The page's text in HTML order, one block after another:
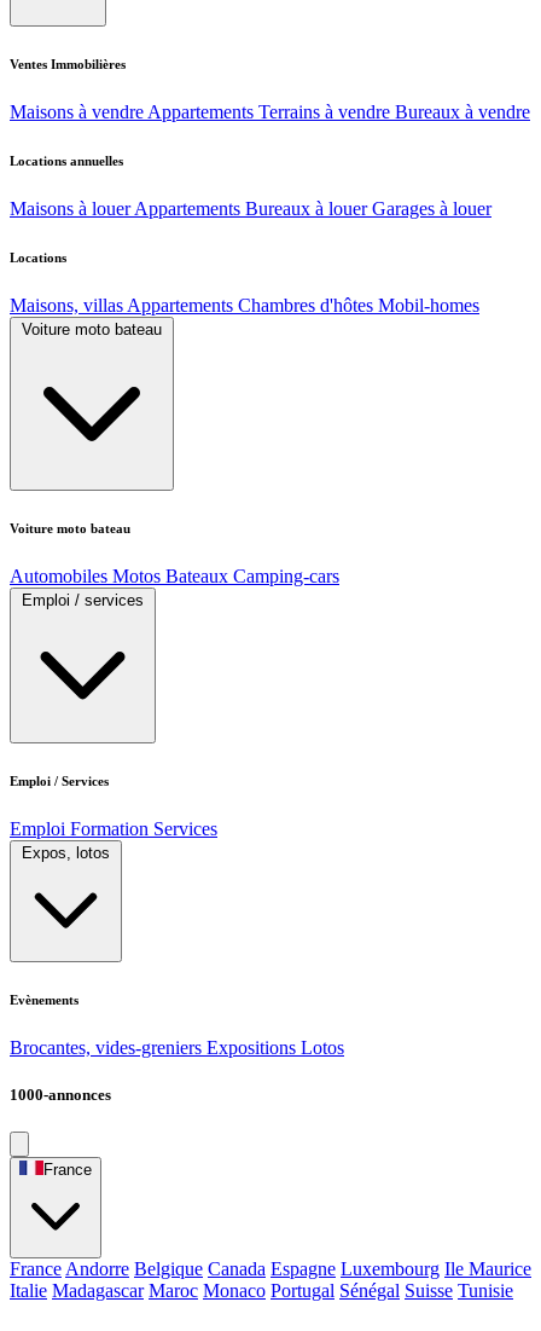
Ventes Immobilières
Maisons à vendre Appartements Terrains à vendre Bureaux à vendre
Locations annuelles
Maisons à louer Appartements Bureaux à louer Garages à louer
Locations
Maisons, villas Appartements Chambres d'hôtes Mobil-homes
Voiture moto bateau
Voiture moto bateau
Automobiles Motos Bateaux Camping-cars
Emploi / services
Emploi / Services
Emploi Formation Services
Expos, lotos
Evènements
Brocantes, vides-greniers Expositions Lotos
1000-annonces
France
France Andorre Belgique Canada Espagne Luxembourg Ile Maurice
Italie Madagascar Maroc Monaco Portugal Sénégal Suisse Tunisie